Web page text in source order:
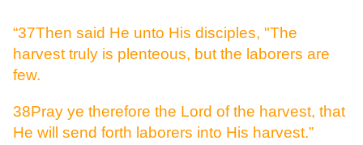
“37Then said He unto His disciples, "The
harvest truly is plenteous, but the laborers are
few.
38Pray ye therefore the Lord of the harvest, that
He will send forth laborers into His harvest.”